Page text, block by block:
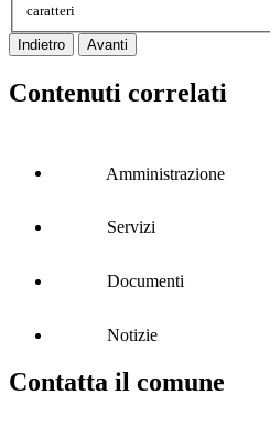
caratteri
Indietro Avanti
Contenuti correlati
Amministrazione
Servizi
Documenti
Notizie
Contatta il comune